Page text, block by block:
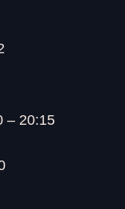
– 20:15